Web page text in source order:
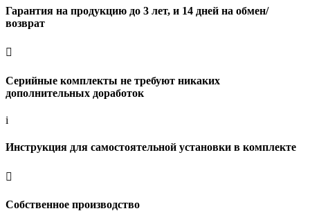
Гарантия на продукцию до 3 лет, и 14 дней на обмен/
возврат

Серийные комплекты не требуют никаких
дополнительных доработок
i
Инструкция для самостоятельной установки в комплекте

Собственное производство